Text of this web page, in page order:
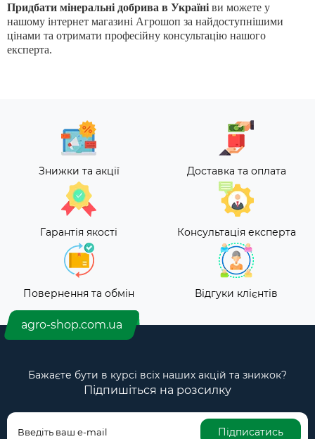
Придбати мінеральні добрива в Україні ви можете у
нашому інтернет магазині Агрошоп за найдоступнішими
цінами та отримати професійну консультацію нашого
експерта.
Знижки та акції Доставка та оплата
Гарантія якості Консультація експерта
Повернення та обмін Відгуки клієнтів
agro-shop.com.ua
Бажаєте бути в курсі всіх наших акцій та знижок?
Підпишіться на розсилку
Підписатись